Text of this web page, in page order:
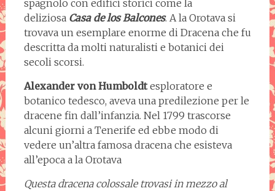
spagnolo con edifici storici come la
deliziosa Casa de los Balcones. A la Orotava si
trovava un esemplare enorme di Dracena che fu
descritta da molti naturalisti e botanici dei
secoli scorsi.
Alexander von Humboldtesploratore e
botanico tedesco, aveva una predilezione per le
dracene fin dall’infanzia. Nel 1799 trascorse
alcuni giorni a Tenerife ed ebbe modo di
vedere un’altra famosa dracena che esisteva
all’epoca a la Orotava
Questa dracena colossale trovasi in mezzo al